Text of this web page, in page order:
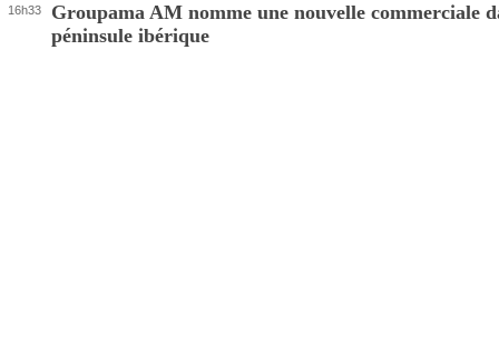
16h33
Groupama AM nomme une nouvelle commerciale
péninsule ibérique